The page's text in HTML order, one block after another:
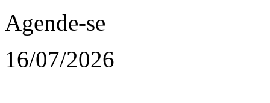
Agende-se
16/07/2026